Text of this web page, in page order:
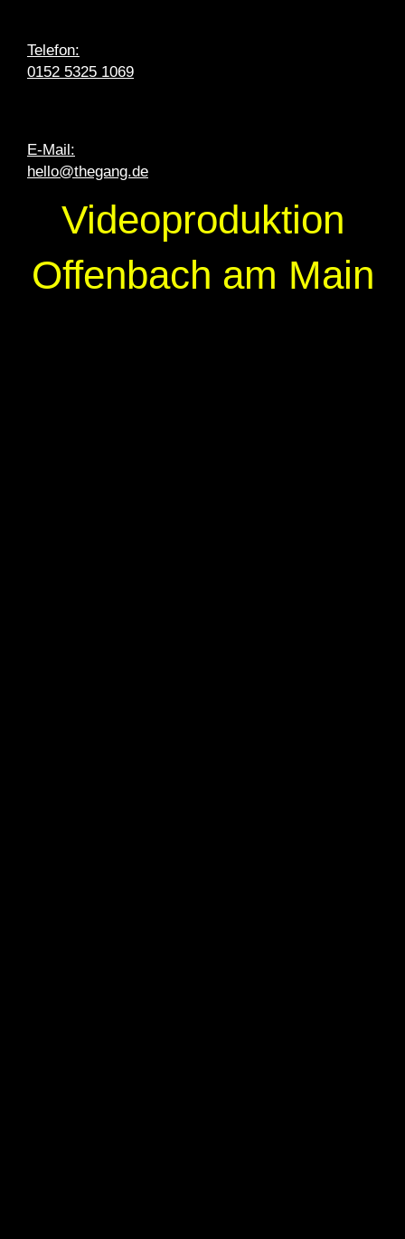
Telefon:
0152 5325 1069
E-Mail:
hello@thegang.de
Videoproduktion
Offenbach am Main